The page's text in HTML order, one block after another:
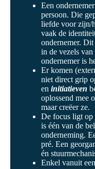
Een
persoon. Die
liefde voor zijn/
vaak de
ondernemer.
in de vezels
ondernemer is
Er komen
niet direct grip
en initiatieven
oplossend mee
maar creëer ze.
De focus ligt op
is één van de
onderneming.
pré. Een
én
Enkel vanuit een